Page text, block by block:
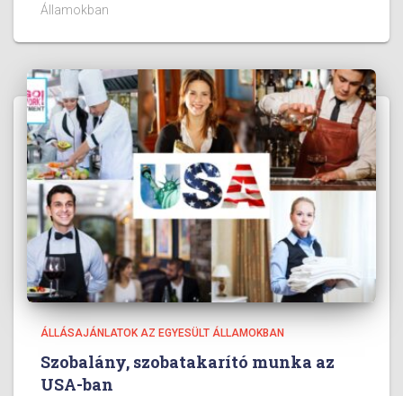
Államokban
ÁLLÁSAJÁNLATOK AZ EGYESÜLT ÁLLAMOKBAN
Szobalány, szobatakarító munka az
USA-ban